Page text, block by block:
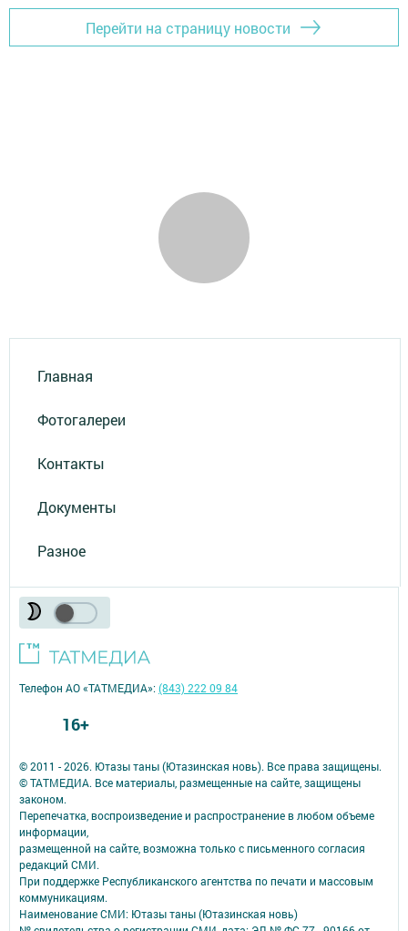
Перейти на страницу новости
Главная
Фотогалереи
Контакты
Документы
Разное
© 2011 - 2026. Ютазы таны (Ютазинская новь). Все права защищены.
© ТАТМЕДИА. Все материалы, размещенные на сайте, защищены
законом.
Перепечатка, воспроизведение и распространение в любом объеме
информации,
размещенной на сайте, возможна только с письменного согласия
редакций СМИ.
При поддержке Республиканского агентства по печати и массовым
коммуникациям.
Наименование СМИ: Ютазы таны (Ютазинская новь)
Телефон АО «ТАТМЕДИА»:(843) 222 09 84
16+